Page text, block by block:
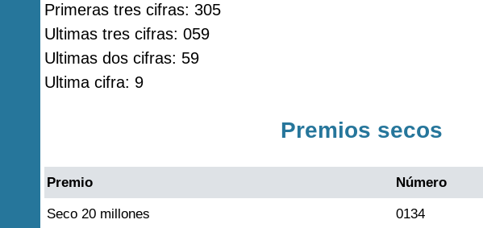
Primeras tres cifras: 305
Ultimas tres cifras: 059
Ultimas dos cifras: 59
Ultima cifra: 9
Premios secos
Premio Número
Seco 20 millones 0134